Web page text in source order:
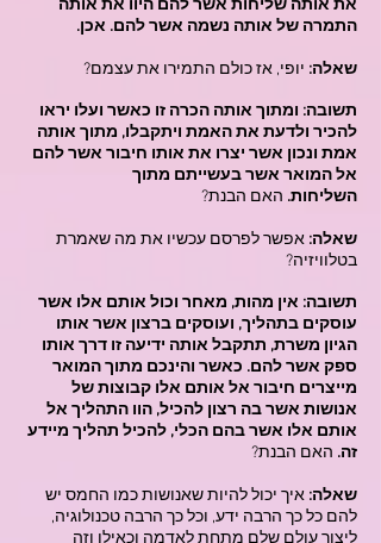
את אותה שליחות אשר להם היוו את אותה
התמרה של אותה נשמה אשר להם. אכן.
שאלה: יופי, אז כולם התמירו את עצמם?
תשובה: ומתוך אותה הכרה זו כאשר ועלו יראו
להכיר ולדעת את האמת ויתקבלו, מתוך אותה
אמת ונכון אשר יצרו את אותו חיבור אשר להם
אל המואר אשר בעשייתם מתוך
השליחות. האם הבנת?
שאלה: אפשר לפרסם עכשיו את מה שאמרת
בטלוויזיה?
תשובה: אין מהות, מאחר וכול אותם אלו אשר
עוסקים בתהליך, ועוסקים ברצון אשר אותו
הגיון משרת, תתקבל אותה ידיעה זו דרך אותו
ספק אשר להם. כאשר והינכם מתוך המואר
מייצרים חיבור אל אותם אלו קבוצות של
אנושות אשר בה רצון להכיל, הוו התהליך אל
אותם אלו אשר בהם הכלי, להכיל תהליך מיידע
זה. האם הבנת?
שאלה: איך יכול להיות שאנושות כמו החמס יש
להם כל כך הרבה ידע, וכל כך הרבה טכנולוגיה,
ליצור עולם שלם מתחת לאדמה וכאילו וזה